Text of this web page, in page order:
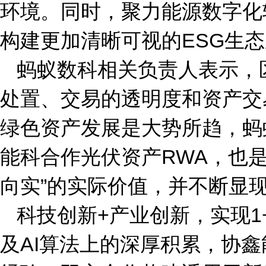
环境。同时，聚力能源数字
构建更加清晰可视的ESG生
蚂蚁数科相关负责人表示
处置、交易的透明度和资产
绿色资产发展是大势所趋，
能科合作光伏资产RWA，也
向实”的实际价值，并不断显
科技创新+产业创新，实现
及AI算法上的深厚积累，协